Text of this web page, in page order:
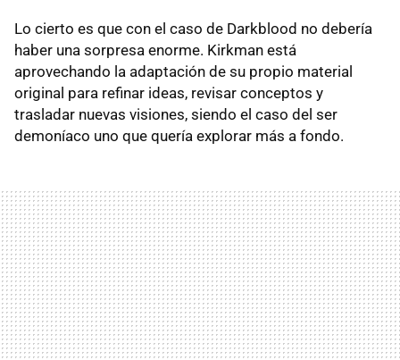
Lo cierto es que con el caso de Darkblood no debería
haber una sorpresa enorme. Kirkman está
aprovechando la adaptación de su propio material
original para refinar ideas, revisar conceptos y
trasladar nuevas visiones, siendo el caso del ser
demoníaco uno que quería explorar más a fondo.